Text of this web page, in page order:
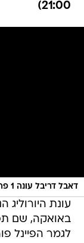
21:00)
דאבל דריבל עונה 1 פרק 52
עונת
באואקה, שם